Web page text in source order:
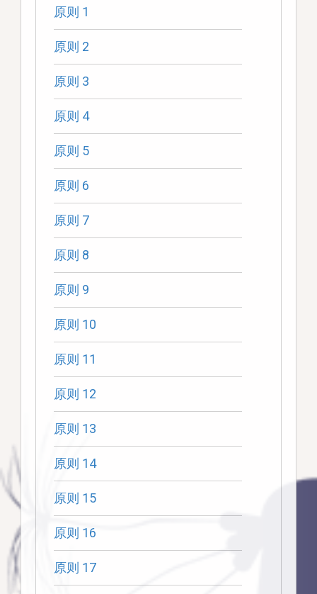
原则 1
原则 2
原则 3
原则 4
原则 5
原则 6
原则 7
原则 8
原则 9
原则 10
原则 11
原则 12
原则 13
原则 14
原则 15
原则 16
原则 17